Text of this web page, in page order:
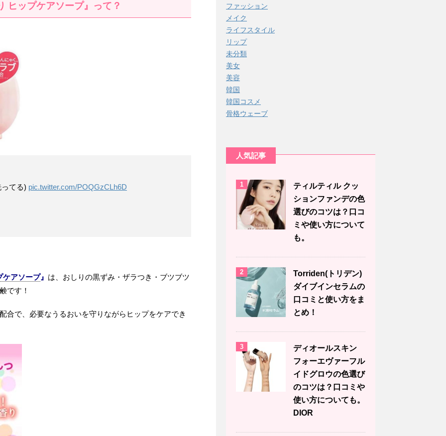
ヒップケアソープ』って？
てる) pic.twitter.com/POQGzCLh6D
ケアソープ』 は、おしりの黒ずみ・ザラつき・ブツブツ
です！
合で、必要なうるおいを守りながらヒップをケアでき
ファッション
メイク
ライフスタイル
リップ
未分類
美女
美容
韓国
韓国コスメ
骨格ウェーブ
人気記事
1
ティルティル クッ
ションファンデの色
選びのコツは？口コ
ミや使い方について
も。
2
Torriden(トリデン)
ダイブインセラムの
口コミと使い方をま
とめ！
3
ディオールスキン
フォーエヴァーフル
イドグロウの色選び
のコツは？口コミや
使い方についても。
DIOR